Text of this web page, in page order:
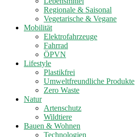
Regionale & Saisonal
Vegetarische & Vegane
Mobilität
Elektrofahrzeuge
Fahrrad
ÖPVN
Lifestyle
Plastikfrei
Umweltfreundliche Produkte
Zero Waste
Natur
Artenschutz
Wildtiere
Bauen & Wohnen
Technologien